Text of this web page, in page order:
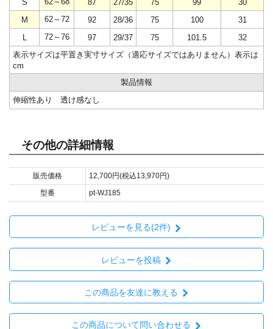
S 87 27/35 75 99
30
M
62～72 92 28/36 75 100
31
L
72～76 97 29/37 75 101.5
32
表示サイズは平置き実寸サイズ（適応サイズではありません）表示は
cm
製品情報
伸縮性あり 透け感なし
その他の詳細情報
販売価格
12,700円(税込13,970円)
型番
pt-WJ185
レビューを見る(2件)
レビューを投稿
この商品を友達に教える
この商品について問い合わせる